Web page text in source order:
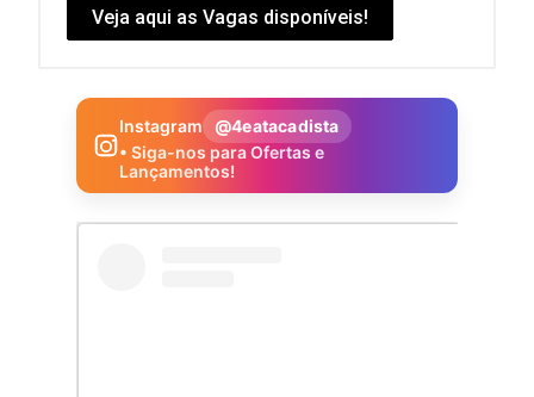
Veja aqui as Vagas disponíveis!
Instagram
@4eatacadista
• Siga-nos para Ofertas e
Lançamentos!